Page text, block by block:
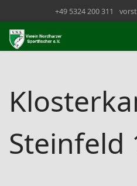
+49 5324 200 311
Steinfeld